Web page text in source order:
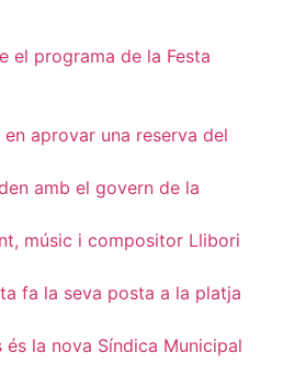
el programa de la Festa
en aprovar una reserva del
amb el govern de la
músic i compositor Llibori
fa la seva posta a la platja
la nova Síndica Municipal